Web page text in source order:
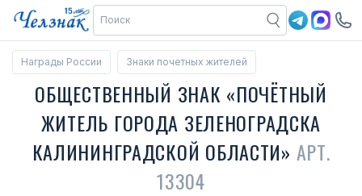
Награды России Знаки почетных жителей
ОБЩЕСТВЕННЫЙ ЗНАК «ПОЧЁТНЫЙ
ЖИТЕЛЬ ГОРОДА ЗЕЛЕНОГРАДСКА
КАЛИНИНГРАДСКОЙ ОБЛАСТИ» АРТ.
13304